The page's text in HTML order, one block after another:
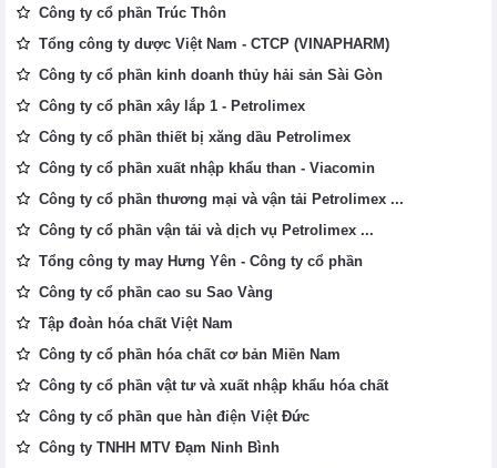
Công ty cổ phần Trúc Thôn
Tổng công ty dược Việt Nam - CTCP (VINAPHARM)
Công ty cổ phần kinh doanh thủy hải sản Sài Gòn
Công ty cổ phần xây lắp 1 - Petrolimex
Công ty cổ phần thiết bị xăng dầu Petrolimex
Công ty cổ phần xuất nhập khẩu than - Viacomin
Công ty cổ phần thương mại và vận tải Petrolimex ...
Công ty cổ phần vận tải và dịch vụ Petrolimex ...
Tổng công ty may Hưng Yên - Công ty cổ phần
Công ty cổ phần cao su Sao Vàng
Tập đoàn hóa chất Việt Nam
Công ty cổ phần hóa chất cơ bản Miền Nam
Công ty cổ phần vật tư và xuất nhập khẩu hóa chất
Công ty cổ phần que hàn điện Việt Đức
Công ty TNHH MTV Đạm Ninh Bình